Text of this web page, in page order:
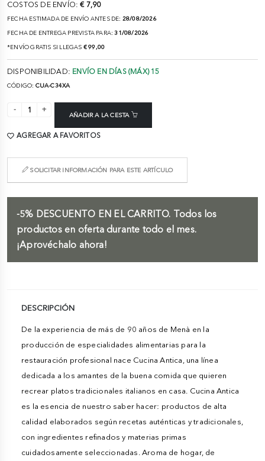
COSTOS DE ENVÍO:€ 7,90
FECHA ESTIMADA DE ENVÍO ANTES DE: 28/08/2026
FECHA DE ENTREGA PREVISTA PARA:31/08/2026
*ENVÍO GRATIS SI LLEGAS € 99,00
DISPONIBILIDAD: ENVÍO EN DÍAS (MÁX) 15
CÓDIGO: CUA-C34XA
AÑADIR A LA CESTA
AGREGAR A FAVORITOS
SOLICITAR INFORMACIÓN PARA ESTE ARTÍCULO
-5% DESCUENTO EN EL CARRITO. Todos los
productos en oferta durante todo el mes.
¡Aprovéchalo ahora!
DESCRIPCIÓN
De la experiencia de más de 90 años de Menà en la
producción de especialidades alimentarias para la
restauración profesional nace Cucina Antica, una línea
dedicada a los amantes de la buena comida que quieren
recrear platos tradicionales italianos en casa. Cucina Antica
es la esencia de nuestro saber hacer: productos de alta
calidad elaborados según recetas auténticas y tradicionales,
con ingredientes refinados y materias primas
cuidadosamente seleccionadas. Aroma de hogar, de